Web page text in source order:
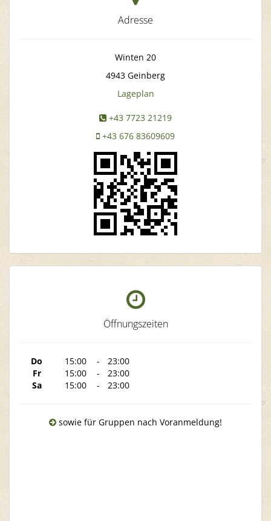
Adresse
Winten 20
4943 Geinberg
Lageplan
+43 7723 21219
+43 676 83609609
Öffnungszeiten
Do 15:00 -
23:00
Fr
15:00 -
23:00
Sa
15:00 - 23:00
sowie für Gruppen nach Voranmeldung!